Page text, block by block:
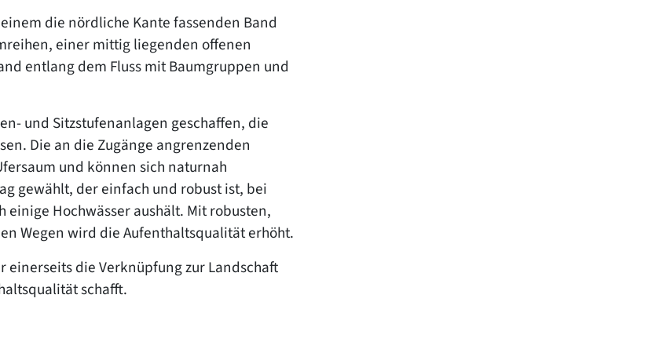
die nördliche Kante fassenden Band
einer mittig liegenden offenen
entlang dem Fluss mit Baumgruppen und
und Sitzstufenanlagen geschaffen, die
Die an die Zugänge angrenzenden
und können sich naturnah
gewählt, der einfach und robust ist, bei
Hochwässer aushält. Mit robusten,
Wegen wird die Aufenthaltsqualität erhöht.
einerseits die Verknüpfung zur Landschaft
schafft.